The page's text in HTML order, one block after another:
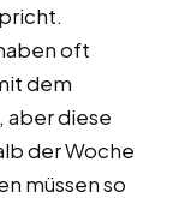
oft
dem
diese
der Woche
müssen so